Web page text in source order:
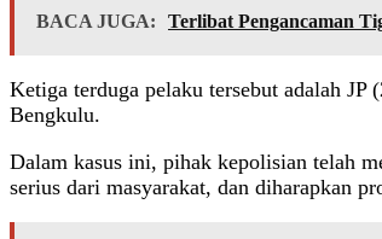
BACA JUGA: Terlibat Pengancaman
Ketiga terduga pelaku tersebut adalah
Bengkulu.
Dalam kasus ini, pihak kepolisian telah
serius dari masyarakat, dan diharapkan